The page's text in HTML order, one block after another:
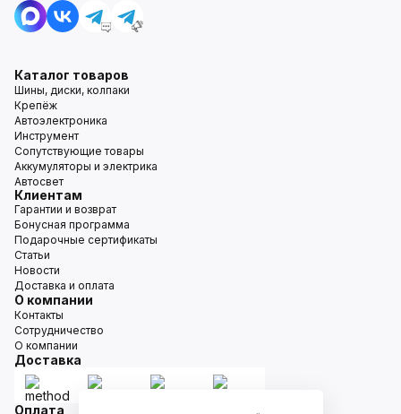
Каталог товаров
Шины, диски, колпаки
Крепёж
Автоэлектроника
Инструмент
Сопутствующие товары
Аккумуляторы и электрика
Автосвет
Клиентам
Гарантии и возврат
Бонусная программа
Подарочные сертификаты
Статьи
Новости
Доставка и оплата
О компании
Контакты
Сотрудничество
О компании
Доставка
Оплата